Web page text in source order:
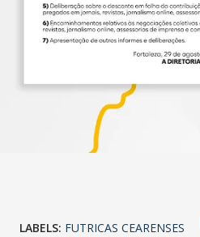
LABELS: FUTRICAS CEARENSES